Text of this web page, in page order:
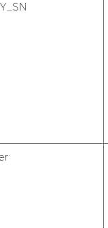
vom 27. Juni